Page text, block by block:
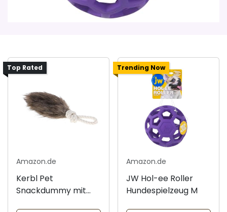
Top Rated
Amazon.de
Kerbl Pet
Snackdummy mit
Trending Now
Amazon.de
JW Hol-ee Roller
Hundespielzeug M